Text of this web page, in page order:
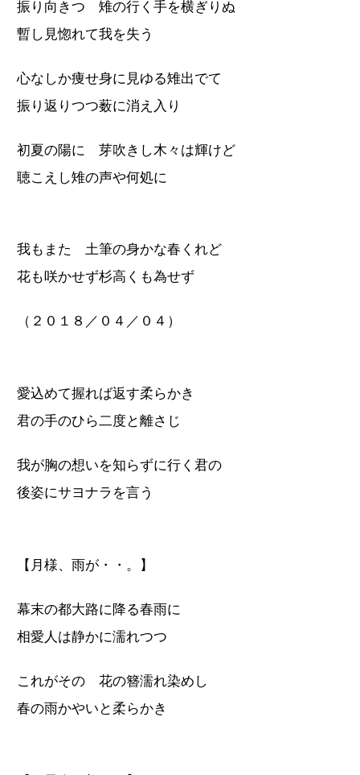
振り向きつ 雉の行く手を横ぎりぬ
暫し見惚れて我を失う
心なしか痩せ身に見ゆる雉出でて
振り返りつつ薮に消え入り
初夏の陽に 芽吹きし木々は輝けど
聴こえし雉の声や何処に
我もまた 土筆の身かな春くれど
花も咲かせず杉高くも為せず
（２０１８／０４／０４）
愛込めて握れば返す柔らかき
君の手のひら二度と離さじ
我が胸の想いを知らずに行く君の
後姿にサヨナラを言う
【月様、雨が・・。】
幕末の都大路に降る春雨に
相愛人は静かに濡れつつ
これがその 花の簪濡れ染めし
春の雨かやいと柔らかき